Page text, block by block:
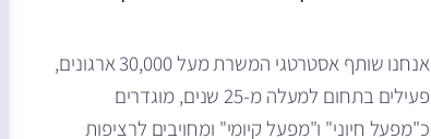
אנחנו שותף אסטרטגי המשרת מעל 30,000 ארגונים,
פעילים בתחום למעלה מ-25 שנים, מוגדרים
כ"מפעל חיוני" ו"מפעל קיומי" ומחויבים לרציפות